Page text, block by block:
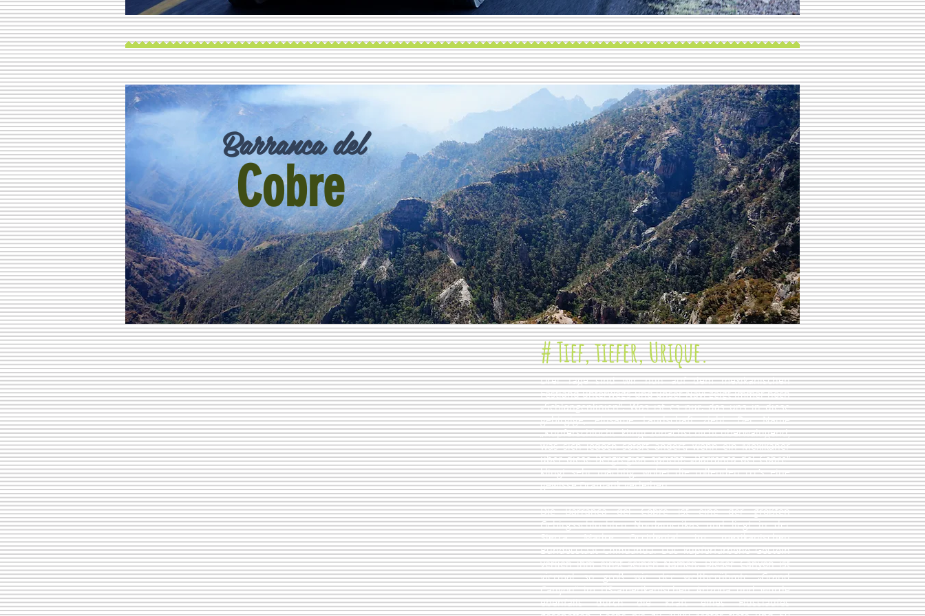
Barranca del
Cobre
# Tief, tiefer, Urique.
Drei Tage sind wir nun auf dem mexikanischen
Festland unterwegs und unser Navi zeigt immer noch
„Schlangenlinien“. Was ist es nur, das uns in diese
gebirgige, einsame Landschaft zieht. Der Name
„Kupferschlucht“ klingt zunächst nicht überwältigend,
was sich jedoch sofort ändert, wenn ein Mexikaner
über diese Bergregion spricht: „Barranca del Cobre“
klingt sehr mächtig, wobei die rollenden rrr’s eine
gewisse Dramatik verleihen.
Die Barranca del Cobre ist eine der größten
Gebirgsschluchten Nordamerikas und liegt in der
Sierra Madre Occidental im mexikanischen
Bundesstaat Chihuahua. Das kupferfarbene Gestein
verlieh ihm einst seinen Namen. Dieser Canyon ist
viermal so groß wie der weltberühmte „Grand
Canyon“ im US-amerikanischen Arizona und wurde
ebenfalls durch die Kraft eines Flusslaufes